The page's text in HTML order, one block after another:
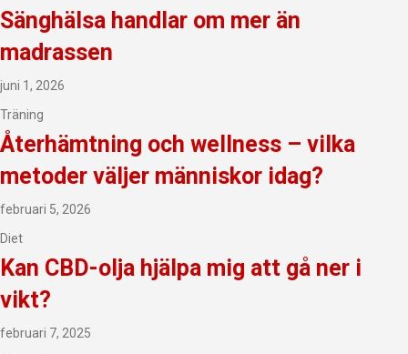
Sänghälsa handlar om mer än
madrassen
juni 1, 2026
Träning
Återhämtning och wellness – vilka
metoder väljer människor idag?
februari 5, 2026
Diet
Kan CBD-olja hjälpa mig att gå ner i
vikt?
februari 7, 2025